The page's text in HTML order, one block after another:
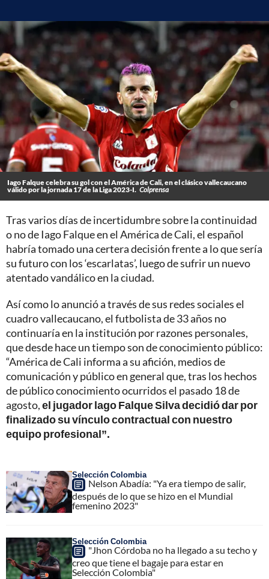
Iago Falque celebra su gol con el América de Cali, en el clásico vallecaucano
válido por la jornada 17 de la Liga 2023-I. Colprensa
Tras varios días de incertidumbre sobre la continuidad
o no de Iago Falque en el América de Cali, el español
habría tomado una certera decisión frente a lo que sería
su futuro con los ‘escarlatas’, luego de sufrir un nuevo
atentado vandálico en la ciudad.
Así como lo anunció a través de sus redes sociales el
cuadro vallecaucano, el futbolista de 33 años no
continuaría en la institución por razones personales,
que desde hace un tiempo son de conocimiento público:
“América de Cali informa a su afición, medios de
comunicación y público en general que, tras los hechos
de público conocimiento ocurridos el pasado 18 de
agosto,el jugador lago Falque Silva decidió dar por
finalizado su vínculo contractual con nuestro
equipo profesional”.
Selección Colombia
Nelson Abadía: "Ya era tiempo de salir,
después de lo que se hizo en el Mundial
femenino 2023"
Selección Colombia
"Jhon Córdoba no ha llegado a su techo y
creo que tiene el bagaje para estar en
Selección Colombia"